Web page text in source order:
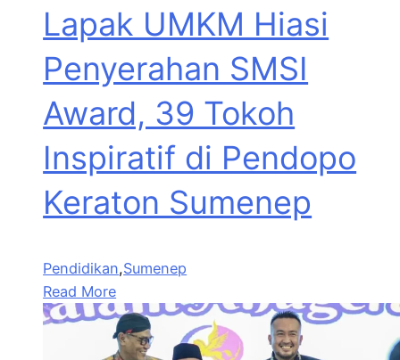
Lapak UMKM Hiasi
Penyerahan SMSI
Award, 39 Tokoh
Inspiratif di Pendopo
Keraton Sumenep
Pendidikan,Sumenep
Read More